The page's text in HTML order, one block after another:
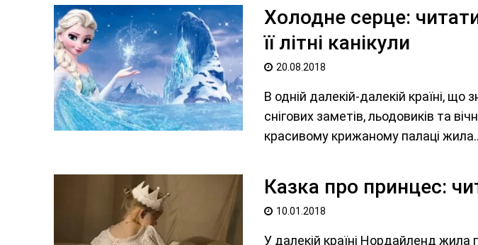
Холодне серце:
її літні канікули
20.08.2018
В одній далекій-далекій країні, що
снігових заметів, льодовиків та
красивому крижаному палаці
Казка про принцес:
10.01.2018
У далекій країні Нордайленд